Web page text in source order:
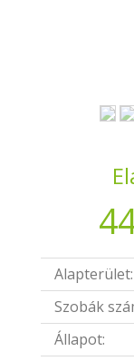
Alapterület:
Szobák
Állapot: